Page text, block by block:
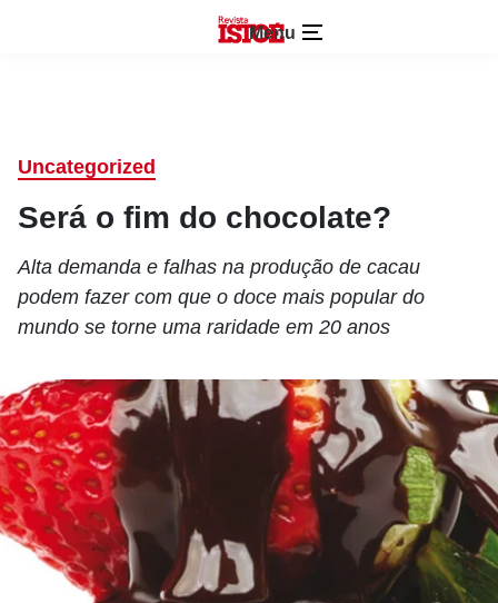
Menu
Uncategorized
Será o fim do chocolate?
Alta demanda e falhas na produção de cacau
podem fazer com que o doce mais popular do
mundo se torne uma raridade em 20 anos